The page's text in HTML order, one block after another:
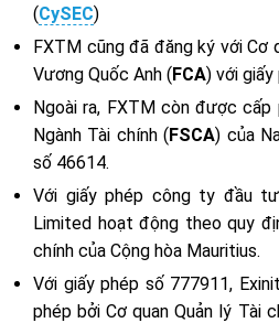
(CySEC)
FXTM cũng đã đăng ký với Cơ
Vương Quốc Anh (FCA) với
Ngoài ra, FXTM còn được cấp
Ngành Tài chính (FSCA) của
số 46614.
Với giấy phép công ty đầu
Limited hoạt động theo quy
chính của Cộng hòa Mauritius.
Với giấy phép số 777911,
phép bởi Cơ quan Quản lý Tài